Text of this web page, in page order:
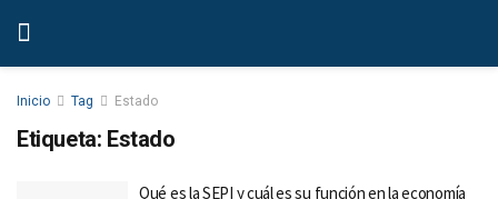
Inicio Tag Estado
Etiqueta: Estado
Qué es la SEPI y cuál es su función en la economía